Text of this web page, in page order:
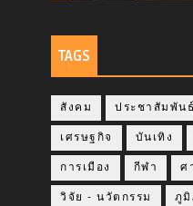
TAGS
สังคม ประชาสัมพันธ์
เศรษฐกิจ บันเทิง
การเมือง กีฬา ศ
วิจัย - นวัตกรรม ภู